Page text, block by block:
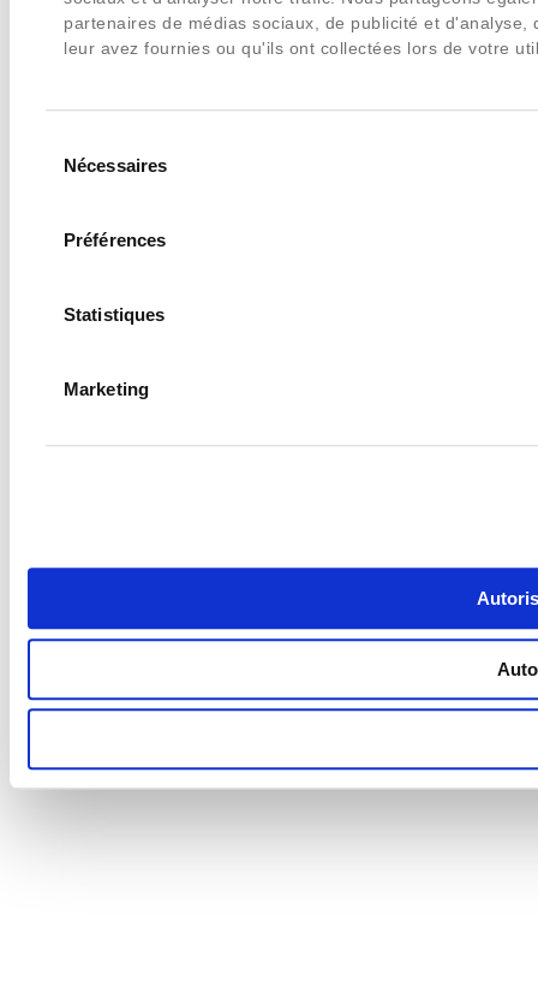
partenaires de médias sociaux, de publicité et
leur avez fournies ou qu'ils ont collectées lors de votre
Nécessaires
Préférences
Statistiques
Marketing